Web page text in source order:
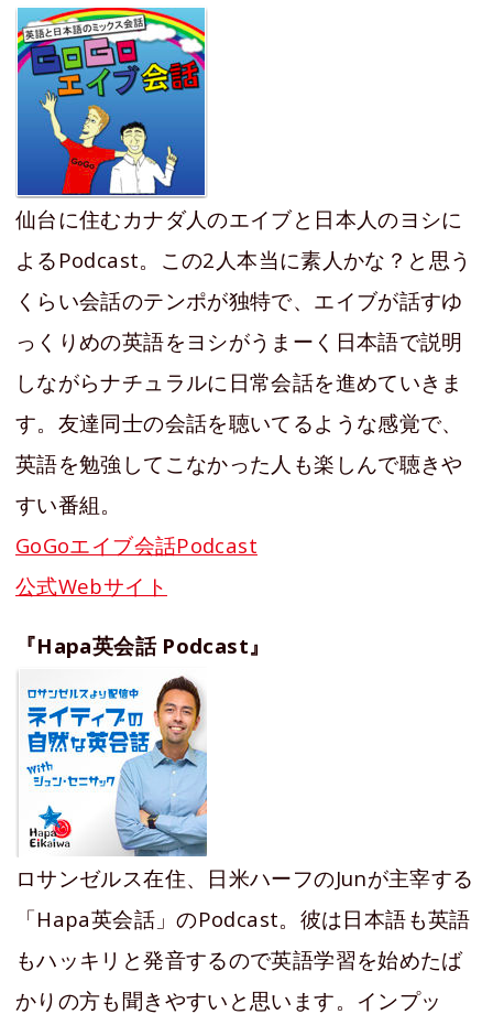
仙台に住むカナダ人のエイブと日本人のヨシに
よるPodcast。この2人本当に素人かな？と思う
くらい会話のテンポが独特で、エイブが話すゆ
っくりめの英語をヨシがうまーく日本語で説明
しながらナチュラルに日常会話を進めていきま
す。友達同士の会話を聴いてるような感覚で、
英語を勉強してこなかった人も楽しんで聴きや
すい番組。
GoGoエイブ会話Podcast
公式Webサイト
『Hapa英会話 Podcast』
ロサンゼルス在住、日米ハーフのJunが主宰する
「Hapa英会話」のPodcast。彼は日本語も英語
もハッキリと発音するので英語学習を始めたば
かりの方も聞きやすいと思います。インプッ